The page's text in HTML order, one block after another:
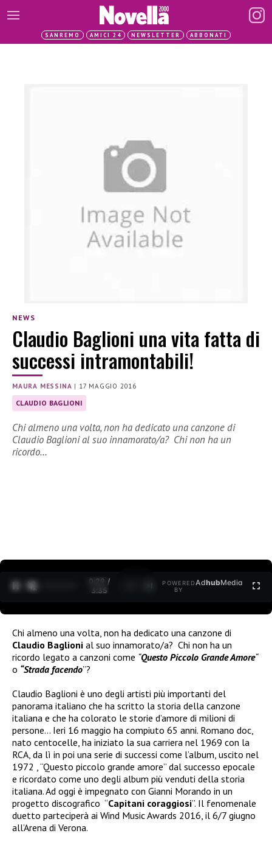
SANREMO AMICI 24 NEWSLETTER ABBONATI
NEWS
Claudio Baglioni una vita fatta di
successi intramontabili!
MAURA MESSINA | 17 MAGGIO 2016
CLAUDIO BAGLIONI
Chi almeno una volta, non ha dedicato una canzone di
Claudio Baglioni al suo innamorato/a? Chi non ha un
ricordo…
0:30 /
3:35
POWERED
BY
AdhubMedia
Chi almeno una volta, non ha dedicato una canzone di
Claudio Baglioni al suo innamorato/a? Chi non ha un
ricordo legato a canzoni come “Questo Piccolo Grande Amore“
o “Strada facendo”?
Claudio Baglioni è uno degli artisti più importanti del
panorama italiano che ha scritto la storia della canzone
italiana e che ha colorato le storie d’amore di milioni di
persone… Ieri 16 maggio ha compiuto 65 anni. Romano doc,
nato centocelle, ha iniziato la sua carriera nel 1969 con la
RCA, da lì in poi una serie di successi come l’album, uscito nel
1972 , “Questo piccolo grande amore” dal successo epocale
e ricordato come uno degli album più venduti della storia
italiana. Ad oggi è impegnato con Gianni Morando in un
progetto discografico “Capitani coraggiosi”. Il fenomenale
duetto parteciperà ai Wind Music Awards 2016, il 6/7 giugno
all’Arena di Verona.